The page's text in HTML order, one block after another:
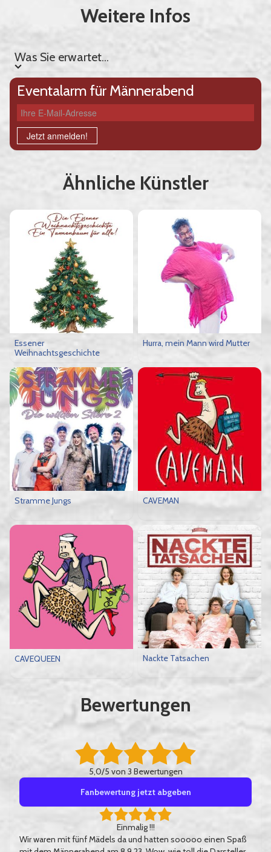
Weitere Infos
Was Sie erwartet...
Eventalarm für Männerabend
Ihre E-Mail-Adresse
Jetzt anmelden!
Ähnliche Künstler
Essener
Weihnachtsgeschichte
Hurra, mein Mann wird Mutter
Stramme Jungs CAVEMAN
CAVEQUEEN Nackte Tatsachen
Bewertungen
5,0/5 von 3 Bewertungen
Fanbewertung jetzt abgeben
Einmalig !!!
Wir waren mit fünf Mädels da und hatten sooooo einen Spaß